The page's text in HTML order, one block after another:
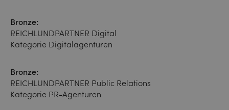
Bronze:
REICHLUNDPARTNER Digital
Kategorie Digitalagenturen
Bronze:
REICHLUNDPARTNER Public Relations
Kategorie PR-Agenturen